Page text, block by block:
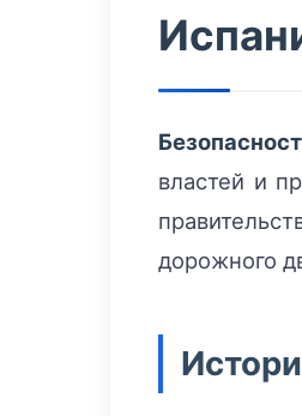
властей и
дорожного